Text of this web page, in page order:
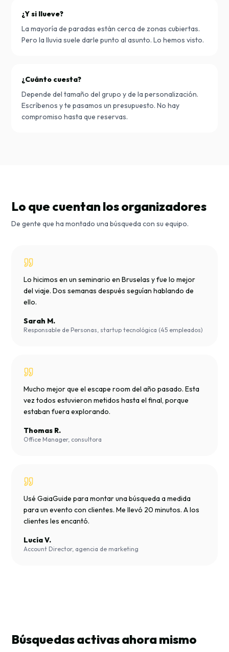
¿Y si llueve?
La mayoría de paradas están cerca de zonas cubiertas.
Pero la lluvia suele darle punto al asunto. Lo hemos visto.
¿Cuánto cuesta?
Depende del tamaño del grupo y de la personalización.
Escríbenos y te pasamos un presupuesto. No hay
compromiso hasta que reservas.
Lo que cuentan los organizadores
De gente que ha montado una búsqueda con su equipo.
Lo hicimos en un seminario en Bruselas y fue lo mejor
del viaje. Dos semanas después seguían hablando de
ello.
Sarah M.
Responsable de Personas, startup tecnológica (45 empleados)
Mucho mejor que el escape room del año pasado. Esta
vez todos estuvieron metidos hasta el final, porque
estaban fuera explorando.
Thomas R.
Office Manager, consultora
Usé GaiaGuide para montar una búsqueda a medida
para un evento con clientes. Me llevó 20 minutos. A los
clientes les encantó.
Lucía V.
Account Director, agencia de marketing
Búsquedas activas ahora mismo